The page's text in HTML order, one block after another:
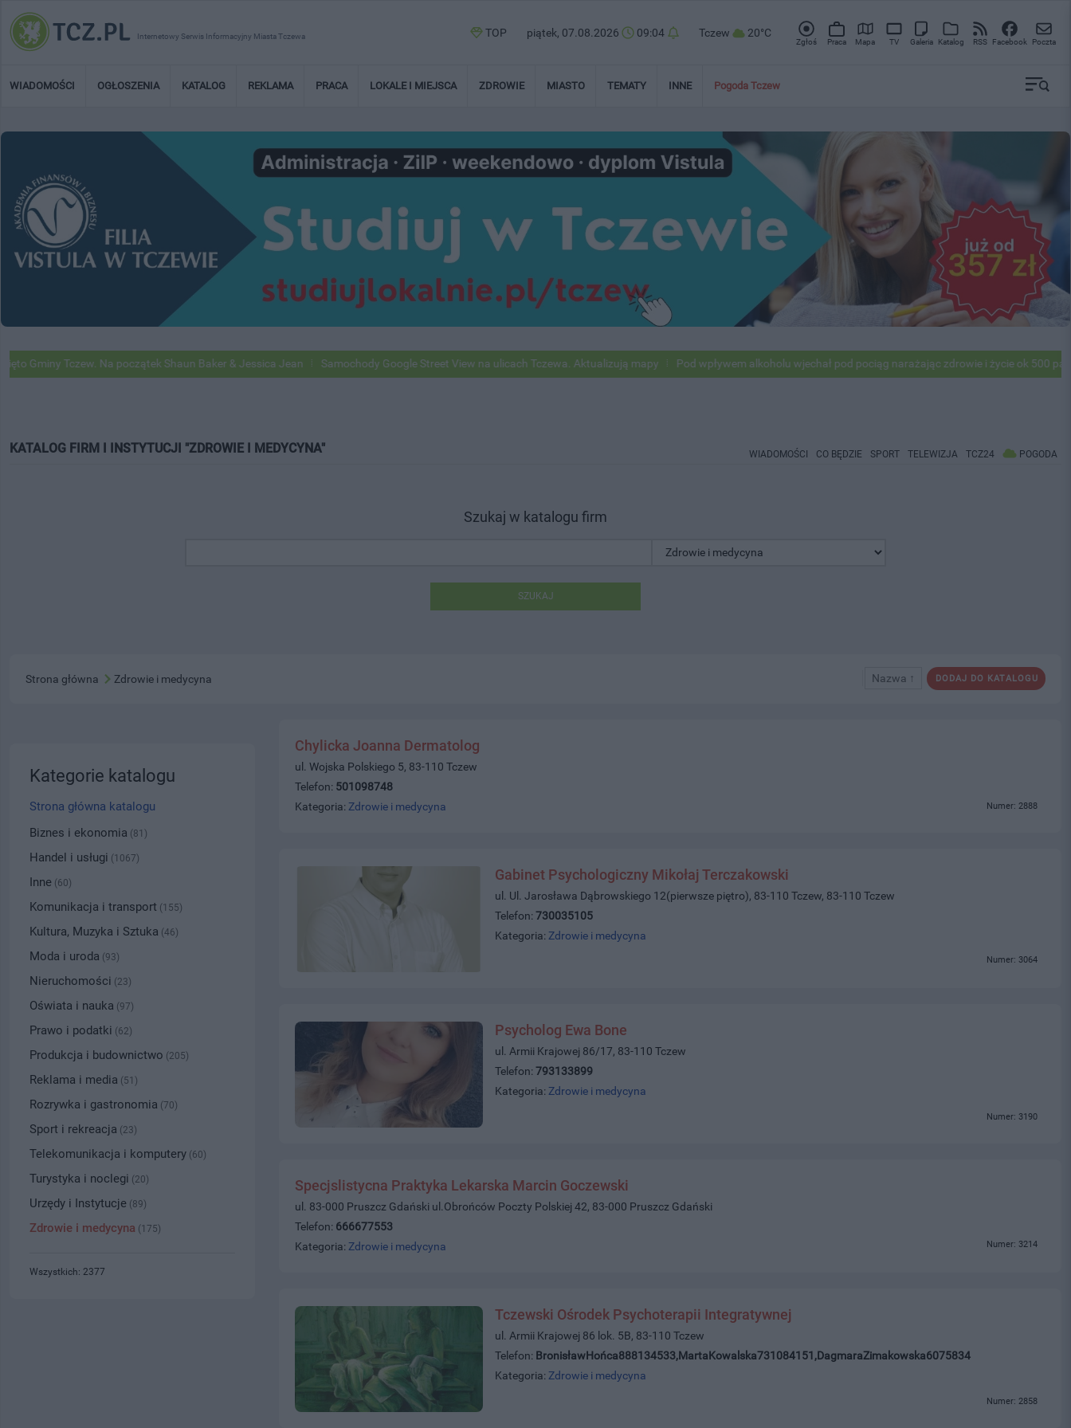
Internetowy Serwis Informacyjny Miasta Tczewa TOP piątek, 07.08.2026 09:04 Tczew 20°C
Zgłoś Praca Mapa TV Galeria Katalog RSS Facebook Poczta
WIADOMOŚCI OGŁOSZENIA KATALOG REKLAMA PRACA LOKALE I MIEJSCA ZDROWIE MIASTO TEMATY INNE Pogoda Tczew
Tczew. Na początek Shaun Baker & Jessica Jean Samochody Google Street View na ulicach Tczewa. Aktualizują mapy Pod wpływem alkoholu wjechał pod pociąg narażając zdrowie i życie ok 500 pasażerów!
KATALOG FIRM I INSTYTUCJI "ZDROWIE I MEDYCYNA" WIADOMOŚCI CO BĘDZIE SPORT TELEWIZJA TCZ24 POGODA
Szukaj w katalogu firm
SZUKAJ
DODAJ DO KATALOGU
Nazwa ↑
Strona główna Zdrowie i medycyna
Chylicka Joanna Dermatolog
ul. Wojska Polskiego 5, 83-110 Tczew
Telefon: 501098748
Kategoria: Zdrowie i medycyna Numer: 2888
Gabinet Psychologiczny Mikołaj Terczakowski
ul. Ul. Jarosława Dąbrowskiego 12(pierwsze piętro), 83-110 Tczew, 83-110 Tczew
Telefon:730035105
Kategoria: Zdrowie i medycyna
Numer: 3064
Psycholog Ewa Bone
ul. Armii Krajowej 86/17, 83-110 Tczew
Telefon:793133899
Kategoria: Zdrowie i medycyna
Numer: 3190
Specjslistycna Praktyka Lekarska Marcin Goczewski
ul. 83-000 Pruszcz Gdański ul.Obrońców Poczty Polskiej 42, 83-000 Pruszcz Gdański
Telefon: 666677553
Kategoria: Zdrowie i medycyna Numer: 3214
Tczewski Ośrodek Psychoterapii Integratywnej
ul. Armii Krajowej 86 lok. 5B, 83-110 Tczew
Telefon: BronisławHońca888134533,MartaKowalska731084151,DagmaraZimakowska6075834
Kategoria: Zdrowie i medycyna
Numer: 2858
Kategorie katalogu
Strona główna katalogu
Biznes i ekonomia (81)
Handel i usługi (1067)
Inne (60)
Komunikacja i transport (155)
Kultura, Muzyka i Sztuka (46)
Moda i uroda (93)
Nieruchomości (23)
Oświata i nauka (97)
Prawo i podatki (62)
Produkcja i budownictwo (205)
Reklama i media (51)
Rozrywka i gastronomia (70)
Sport i rekreacja (23)
Telekomunikacja i komputery (60)
Turystyka i noclegi (20)
Urzędy i Instytucje (89)
Zdrowie i medycyna (175)
Wszystkich: 2377